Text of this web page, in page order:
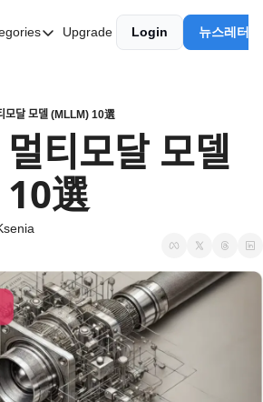
Categories
AI 에이전트
AI 101
AI Infra Unicorns
Community Twist
"Froth on the Daydream"
GenAI Unicorns
Global AI Affairs
Interviews with Innovators
Twitter Library
Upgrade Login 뉴스레터
모델 (MLLM) 10選
모델
選